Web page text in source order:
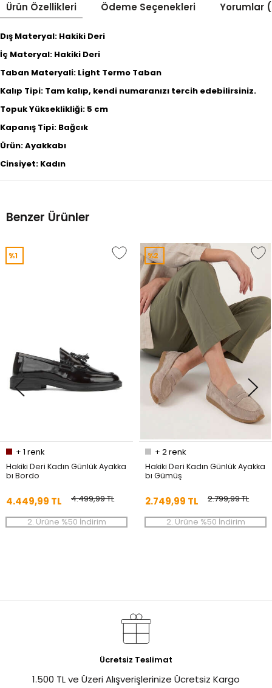
Ürün Özellikleri Ödeme Seçenekleri Yorumlar
Dış Materyal: Hakiki Deri
İç Materyal: Hakiki Deri
Taban Materyali: Light Termo Taban
Kalıp Tipi: Tam kalıp, kendi numaranızı tercih edebilirsiniz.
Topuk Yükseklikliği: 5 cm
Kapanış Tipi: Bağcık
Ürün: Ayakkabı
Cinsiyet: Kadın
Benzer Ürünler
%1
+ 1 renk
Hakiki Deri Kadın Günlük Ayakka
bı Bordo
4.499,99 TL
4.449,99 TL
2. Ürüne %50 İndirim
%2
+ 2renk
Hakiki Deri Kadın Günlük Ayakka
bı Gümüş
2.799,99 TL
2.749,99 TL
2. Ürüne %50 İndirim
Ücretsiz Teslimat
1.500 TL ve Üzeri Alışverişlerinize Ücretsiz Kargo